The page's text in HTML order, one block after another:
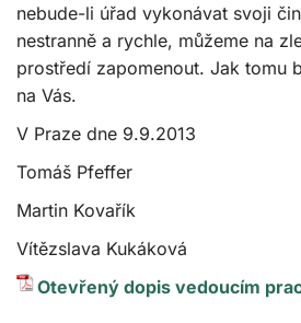
nebude-li úřad vykonávat svoji
nestranně a rychle, můžeme na
prostředí zapomenout. Jak tomu
na Vás.
V Praze dne 9.9.2013
Tomáš Pfeffer
Martin Kovařík
Vítězslava Kukáková
Otevřený dopis vedoucím